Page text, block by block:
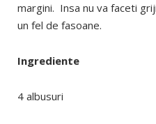
margini. Insa nu va faceti
un fel de fasoane.
Ingrediente
4 albusuri